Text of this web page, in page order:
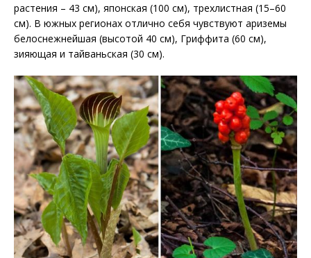
растения – 43 см), японская (100 см), трехлистная (15–60
см). В южных регионах отлично себя чувствуют ариземы
белоснежнейшая (высотой 40 см), Гриффита (60 см),
зияющая и тайваньская (30 см).